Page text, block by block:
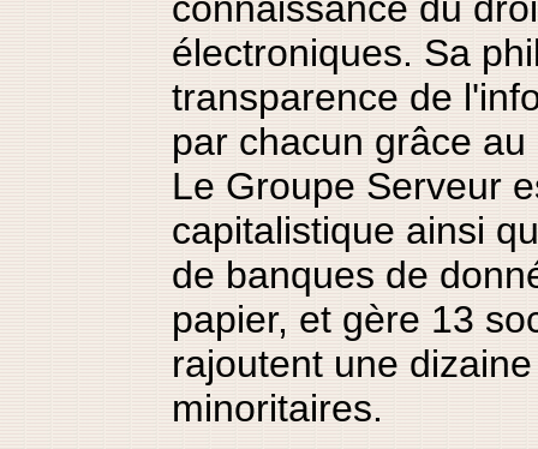
électroniques. Sa
transparence de
par chacun grâce au
Le Groupe Serveur
capitalistique ainsi
de banques de
papier, et gère 13
rajoutent une
minoritaires.